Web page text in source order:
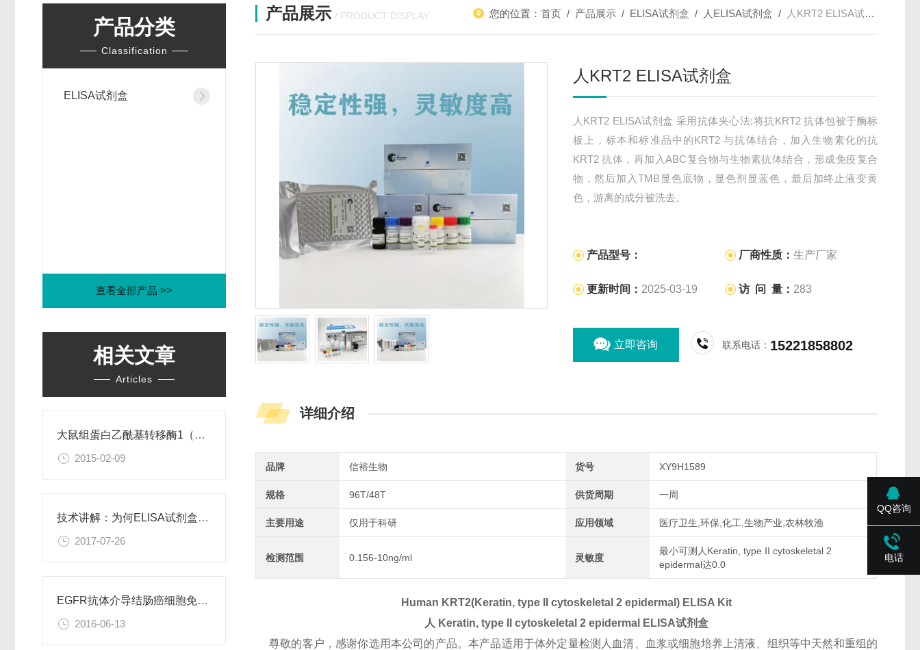
产品分类
Classification
ELISA试剂盒
查看全部产品 >>
相关文章
Articles
大鼠组蛋白乙酰基转移酶1（HAT1）ELISA试剂盒
2015-02-09
技术讲解：为何ELISA试剂盒OD值不正常
2017-07-26
EGFR抗体介导结肠癌细胞免疫性凋亡
2016-06-13
产品展示 / PRODUCT DISPLAY 您的位置：首页 / 产品展示 / ELISA试剂盒 / 人ELISA试剂盒 / 人KRT2 ELISA试剂盒
人KRT2 ELISA试剂盒
人KRT2 ELISA试剂盒 采用抗体夹心法:将抗KRT2 抗体包被于酶标
板上，标本和标准品中的KRT2 与抗体结合，加入生物素化的抗
KRT2 抗体，再加入ABC复合物与生物素抗体结合，形成免疫复合
物，然后加入TMB显色底物，显色剂显蓝色，最后加终止液变黄
色，游离的成分被洗去。
产品型号： 厂商性质：生产厂家
更新时间： 2025-03-19 访 问 量： 283
立即咨询 联系电话： 15221858802
详细介绍
品牌 信裕生物 货号 XY9H1589
规格 96T/48T 供货周期 一周
主要用途 仅用于科研 应用领域 医疗卫生,环保,化工,生物产业,农林牧渔
检测范围 0.156-10ng/ml 灵敏度
最小可测人Keratin, type II cytoskeletal 2
epidermal达0.0
Human KRT2(Keratin, type II cytoskeletal 2 epidermal) ELISA Kit
人 Keratin, type II cytoskeletal 2 epidermal
ELISA试剂盒
尊敬的客户，感谢你选用本公司的产品。本产品适用于体外定量检测人血清、血浆或细胞培养上清液、组织等中天然和重组的
QQ咨询
电话